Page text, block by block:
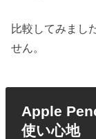
比較してみまし
せん。
Apple
使い心地